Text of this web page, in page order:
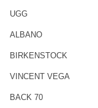
UGG
ALBANO
BIRKENSTOCK
VINCENT VEGA
BACK 70